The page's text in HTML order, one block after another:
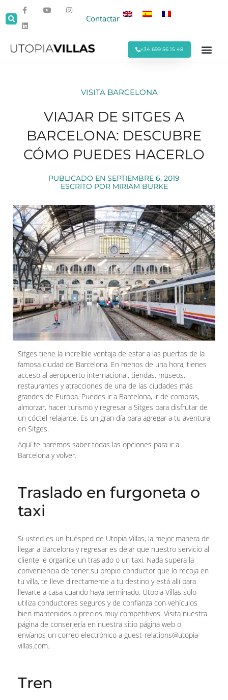
Contactar
+34 699 56 15 48
VISITA BARCELONA
VIAJAR DE SITGES A
BARCELONA: DESCUBRE
CÓMO PUEDES HACERLO
PUBLICADO EN SEPTIEMBRE 6, 2019
ESCRITO PORMIRIAM BURKE
Sitges tiene la increíble ventaja de estar a las puertas de la
famosa ciudad de Barcelona. En menos de una hora, tienes
acceso al aeropuerto internacional, tiendas, museos,
restaurantes y atracciones de una de las ciudades más
grandes de Europa. Puedes ir a Barcelona, ir de compras,
almorzar, hacer turismo y regresar a Sitges para disfrutar de
un cóctel relajante. Es un gran día para agregar a tu aventura
en Sitges.
Aquí te haremos saber todas las opciones para ir a
Barcelona y volver.
Traslado en furgoneta o
taxi
Si usted es un huésped de Utopia Villas, la mejor manera de
llegar a Barcelona y regresar es dejar que nuestro servicio al
cliente le organice un traslado o un taxi. Nada supera la
conveniencia de tener su propio conductor que lo recoja en
tu villa, te lleve directamente a tu destino y está allí para
llevarte a casa cuando haya terminado. Utopia Villas solo
utiliza conductores seguros y de confianza con vehículos
bien mantenidos a precios muy competitivos. Visita nuestra
página de conserjería en nuestra sitio página web o
envíanos un correo electrónico a guest-relations@utopia-
villas.com.
Tren